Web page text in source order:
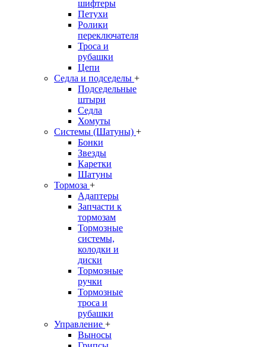
шифтеры
Петухи
Ролики
переключателя
Троса и
рубашки
Цепи
Седла и подседелы +
Подседельные
штыри
Седла
Хомуты
Системы (Шатуны) +
Бонки
Звезды
Каретки
Шатуны
Тормоза +
Адаптеры
Запчасти к
тормозам
Тормозные
системы,
колодки и
диски
Тормозные
ручки
Тормозные
троса и
рубашки
Управление +
Выносы